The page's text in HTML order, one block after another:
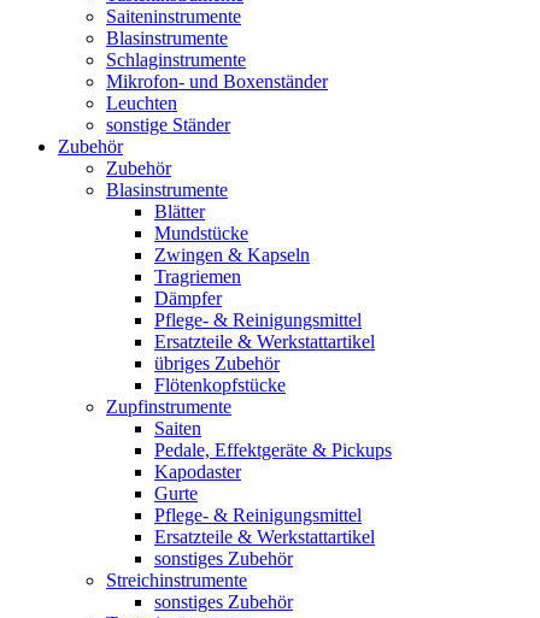
Saiteninstrumente
Blasinstrumente
Schlaginstrumente
Mikrofon- und Boxenständer
Leuchten
sonstige Ständer
Zubehör
Zubehör
Blasinstrumente
Blätter
Mundstücke
Zwingen & Kapseln
Tragriemen
Dämpfer
Pflege- & Reinigungsmittel
Ersatzteile & Werkstattartikel
übriges Zubehör
Flötenkopfstücke
Zupfinstrumente
Saiten
Pedale, Effektgeräte & Pickups
Kapodaster
Gurte
Pflege- & Reinigungsmittel
Ersatzteile & Werkstattartikel
sonstiges Zubehör
Streichinstrumente
sonstiges Zubehör